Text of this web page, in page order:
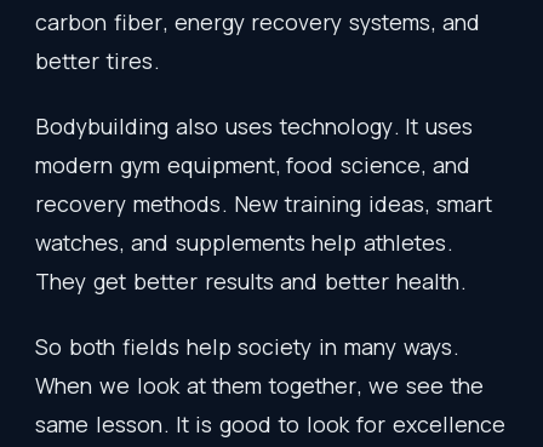
carbon fiber, energy recovery systems, and
better tires.
Bodybuilding also uses technology. It uses
modern gym equipment, food science, and
recovery methods. New training ideas, smart
watches, and supplements help athletes.
They get better results and better health.
So both fields help society in many ways.
When we look at them together, we see the
same lesson. It is good to look for excellence